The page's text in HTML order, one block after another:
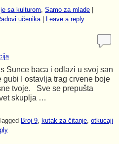
sa kulturom, Samo za mlade
učenika Leave a reply
Sunce baca i odlazi u svoj san
gubi I ostavlja trag crvene boje
tvoje. Sve se prepušta
skuplja …
Broj 9 kutak za čitanje otkucaji